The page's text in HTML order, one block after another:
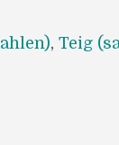
,Teig